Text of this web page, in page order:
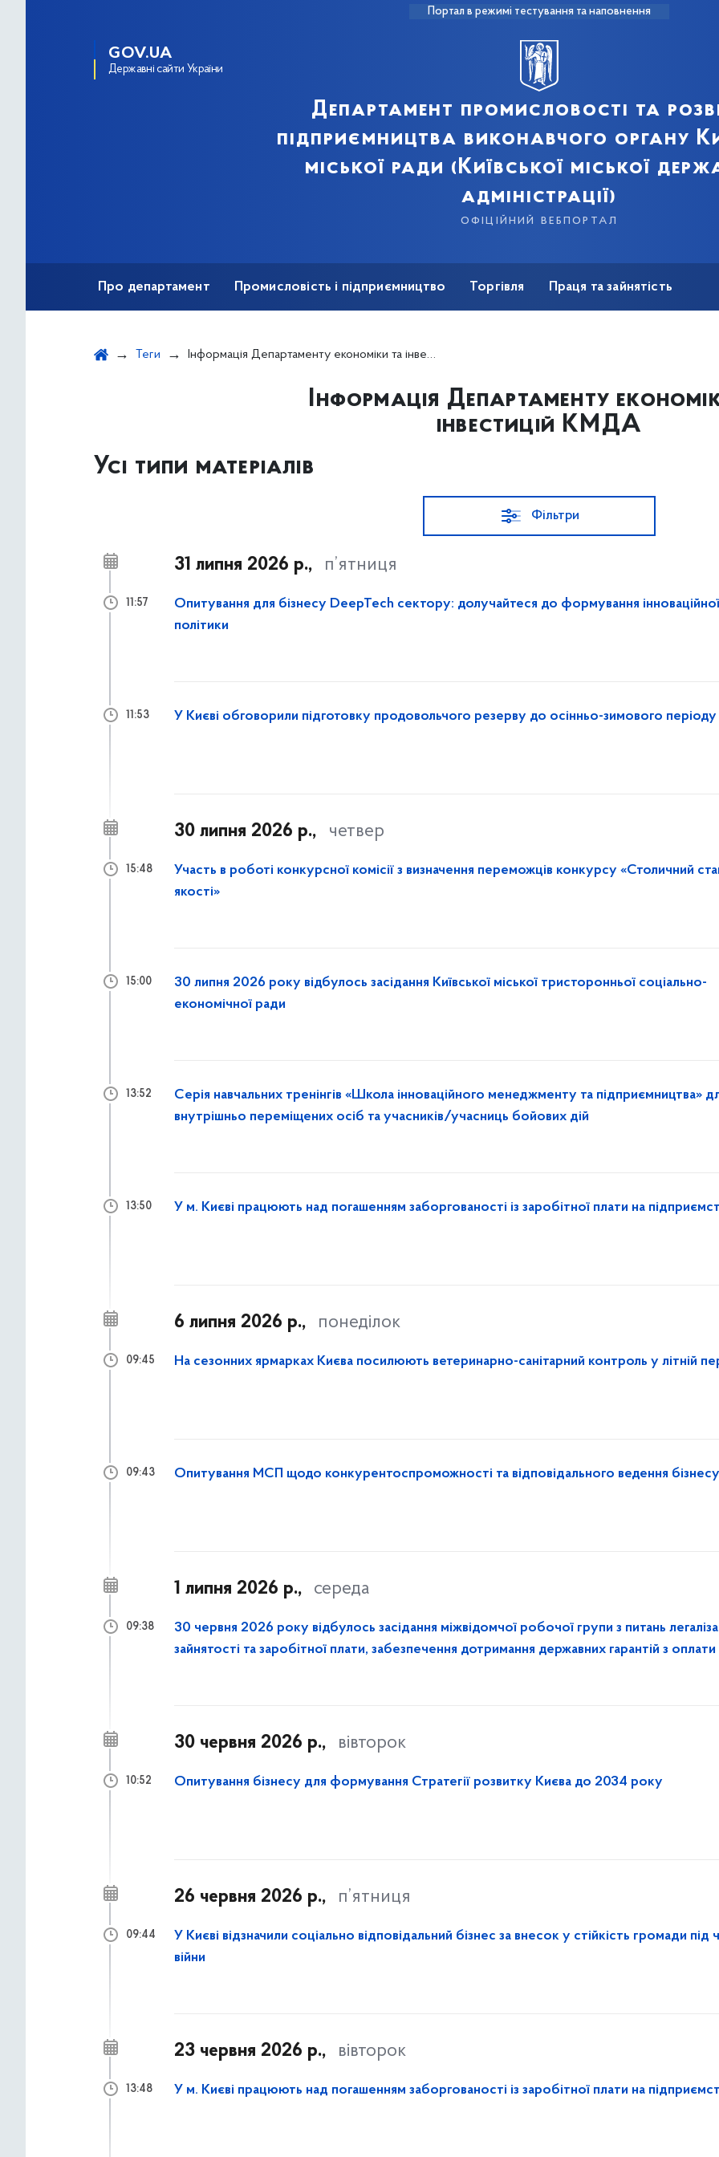
Портал в режимі тестування та наповнення
GOV.UA
Державні сайти України
Департамент промисловості та
підприємництва виконавчого органу
міської ради (Київської міської
адміністрації)
офіційний вебпортал
Про департамент Промисловість і підприємництво Торгівля Праця та зайнятість
Теги Інформація Департаменту економіки та інвестицій КМДА
Інформація Департаменту
інвестицій КМДА
Усі типи матеріалів
Фільтри
31 липня 2026 р., п’ятниця
Опитування для бізнесу DeepTech сектору: долучайтеся до формування інноваційної
політики
11:57
У Києві обговорили підготовку продовольчого резерву до осінньо-зимового періоду
11:53
30 липня 2026 р., четвер
Участь в роботі конкурсної комісії з визначення переможців конкурсу «Столичний
якості»
15:48
30 липня 2026 року відбулось засідання Київської міської тристоронньої соціально-
економічної ради
15:00
Серія навчальних тренінгів «Школа інноваційного менеджменту та підприємництва»
внутрішньо переміщених осіб та учасників/учасниць бойових дій
13:52
У м. Києві працюють над погашенням заборгованості із заробітної плати на
13:50
6 липня 2026 р., понеділок
На сезонних ярмарках Києва посилюють ветеринарно-санітарний контроль у літній
09:45
Опитування МСП щодо конкурентоспроможності та відповідального ведення бізнесу
09:43
1 липня 2026 р., середа
30 червня 2026 року відбулось засідання міжвідомчої робочої групи з питань
зайнятості та заробітної плати, забезпечення дотримання державних гарантій з оплати
09:38
30 червня 2026 р., вівторок
Опитування бізнесу для формування Стратегії розвитку Києва до 2034 року
10:52
26 червня 2026 р., п’ятниця
У Києві відзначили соціально відповідальний бізнес за внесок у стійкість громади під
війни
09:44
23 червня 2026 р., вівторок
У м. Києві працюють над погашенням заборгованості із заробітної плати на
13:48